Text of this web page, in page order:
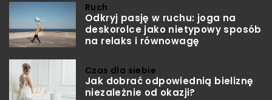
Ruch
Odkryj pasję w ruchu: joga na
deskorolce jako nietypowy sposób
na relaks i równowagę
Czas dla siebie
Jak dobrać odpowiednią bieliznę
niezależnie od okazji?